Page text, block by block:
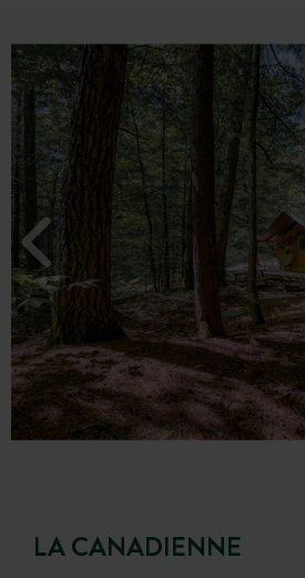
LA CANADIENNE